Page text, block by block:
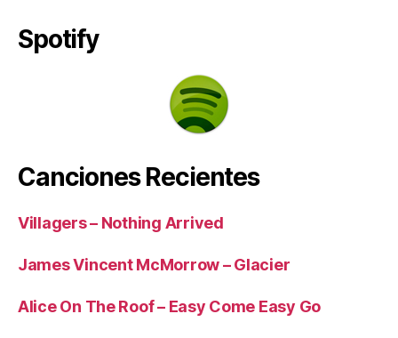
Spotify
Canciones Recientes
Villagers – Nothing Arrived
James Vincent McMorrow – Glacier
Alice On The Roof – Easy Come Easy Go